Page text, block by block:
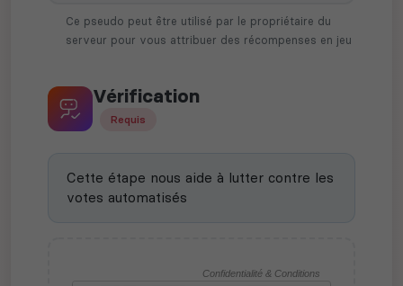
Ce pseudo peut être utilisé par le propriétaire du
serveur pour vous attribuer des récompenses en jeu
Vérification
Requis
Cette étape nous aide à lutter contre les
votes automatisés